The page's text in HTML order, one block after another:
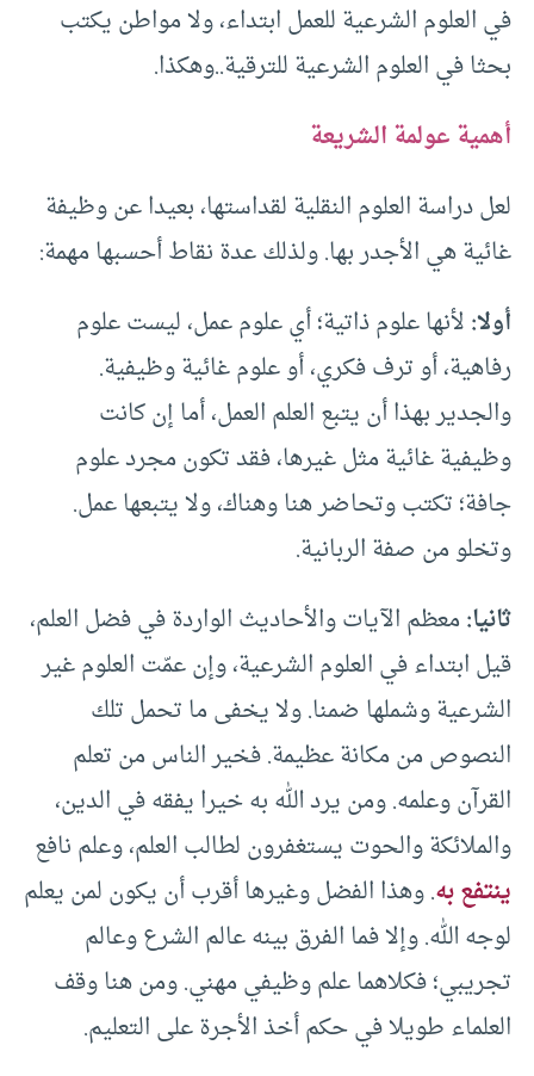
في العلوم الشرعية للعمل ابتداء، ولا مواطن يكتب
بحثا في العلوم الشرعية للترقية..وهكذا.
أهمية عولمة الشريعة
لعل دراسة العلوم النقلية لقداستها، بعيدا عن وظيفة
غائية هي الأجدر بها. ولذلك عدة نقاط أحسبها مهمة:
أولا:لأنها علوم ذاتية؛ أي علوم عمل، ليست علوم
رفاهية، أو ترف فكري، أو علوم غائية وظيفية.
والجدير بهذا أن يتبع العلم العمل، أما إن كانت
وظيفية غائية مثل غيرها، فقد تكون مجرد علوم
جافة؛ تكتب وتحاضر هنا وهناك، ولا يتبعها عمل.
وتخلو من صفة الربانية.
ثانيا:معظم الآيات والأحاديث الواردة في فضل العلم،
قيل ابتداء في العلوم الشرعية، وإن عمّت العلوم غير
الشرعية وشملها ضمنا. ولا يخفى ما تحمل تلك
النصوص من مكانة عظيمة. فخير الناس من تعلم
القرآن وعلمه. ومن يرد الله به خيرا يفقه في الدين،
والملائكة والحوت يستغفرون لطالب العلم، وعلم نافع
ينتفع به. وهذا الفضل وغيرها أقرب أن يكون لمن يعلم
لوجه الله. وإلا فما الفرق بينه عالم الشرع وعالم
تجريبي؛ فكلاهما علم وظيفي مهني. ومن هنا وقف
العلماء طويلا في حكم أخذ الأجرة على التعليم.